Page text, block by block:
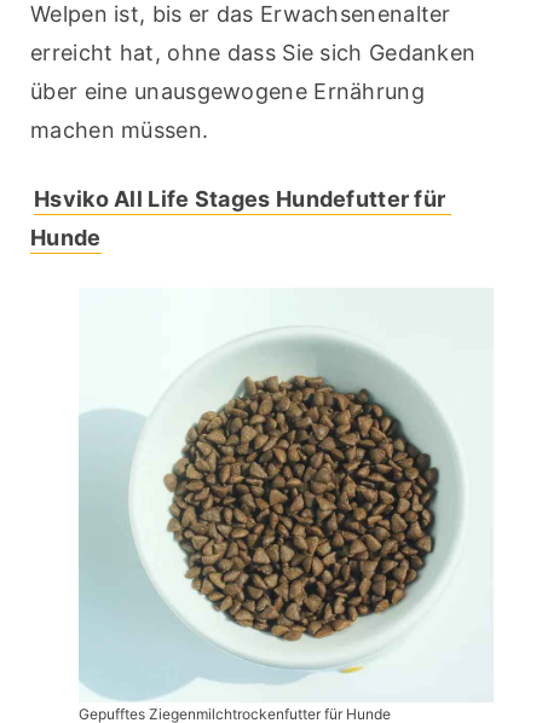
Welpen ist, bis er das Erwachsenenalter
erreicht hat, ohne dass Sie sich Gedanken
über eine unausgewogene Ernährung
machen müssen.
Hsviko All Life Stages Hundefutter für
Hunde
Gepufftes Ziegenmilchtrockenfutter für Hunde